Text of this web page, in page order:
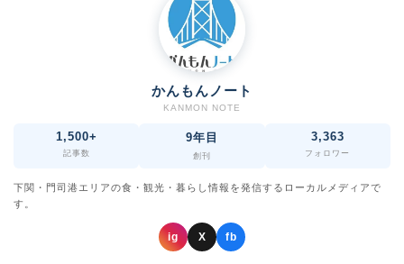
かんもんノート
KANMON NOTE
1,500+
記事数
9年目
創刊
3,363
フォロワー
下関・門司港エリアの食・観光・暮らし情報を発信するローカルメディアで
す。
ig X fb